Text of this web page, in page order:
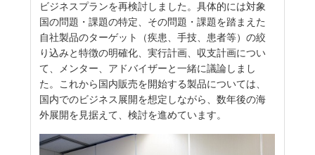
ビジネスプランを再検討しました。具体的には対象
国の問題・課題の特定、その問題・課題を踏まえた
自社製品のターゲット（疾患、手技、患者等）の絞
り込みと特徴の明確化、実行計画、収支計画につい
て、メンター、アドバイザーと一緒に議論しまし
た。これから国内販売を開始する製品については、
国内でのビジネス展開を想定しながら、数年後の海
外展開を見据えて、検討を進めています。